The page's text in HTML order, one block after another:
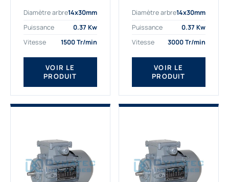
applications les plus
exigeantes.
kw de référence
AGM2EL 71 M 4b...
Diamètre arbre14x30mm
Puissance
0.37 Kw
Vitesse
1500 Tr/min
VOIR LE
PRODUIT
application. Notre
gamme de moteurs
exclusivement
fabriquée...
Diamètre arbre14x30mm
Puissance
0.37 Kw
Vitesse
3000 Tr/min
VOIR LE
PRODUIT